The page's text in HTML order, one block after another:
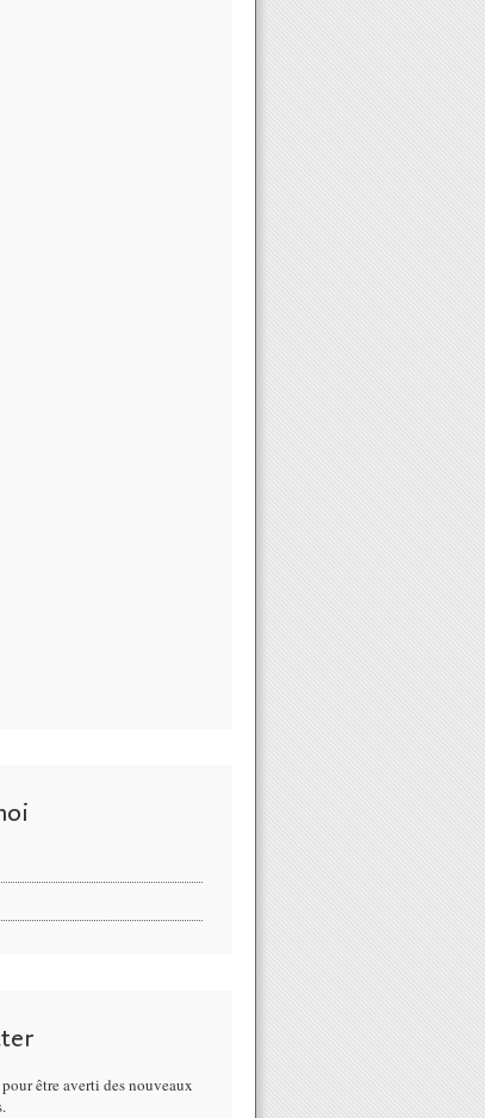
être averti des nouveaux